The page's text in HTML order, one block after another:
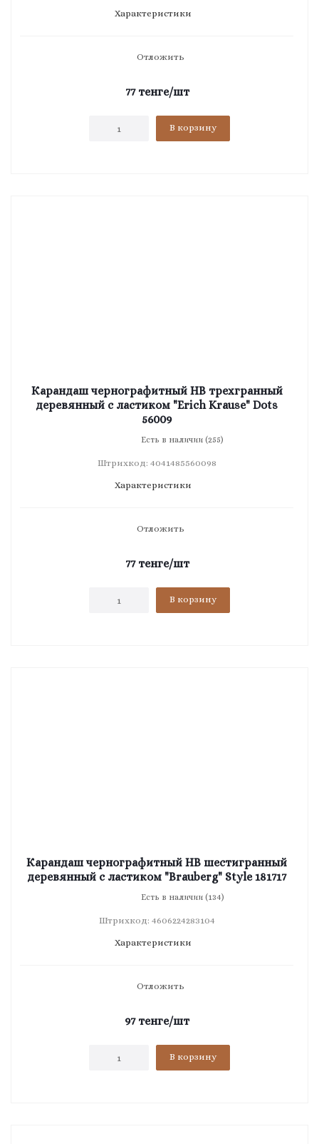
Характеристики
Отложить
77тенге/шт
В корзину
Карандаш чернографитный HB трехгранный
деревянный с ластиком "Erich Krause" Dots
56009
Есть в наличии (255)
Штрихкод: 4041485560098
Характеристики
Отложить
77тенге/шт
В корзину
Карандаш чернографитный HB шестигранный
деревянный с ластиком "Brauberg" Style 181717
Есть в наличии (134)
Штрихкод: 4606224283104
Характеристики
Отложить
97тенге/шт
В корзину